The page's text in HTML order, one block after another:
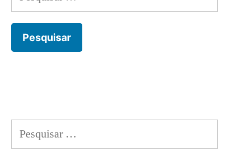
por:
Pesquisar
por: